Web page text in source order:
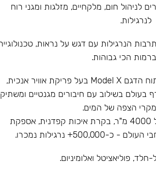
לניהול חום, מלקחיים, מזלגות ומגני רוח
לנרגילות.
הנרגילות עם דגש על נראות,
הכי גבוהות.
חדשנות - יצירת טרנד עם פיתוח הדגם Model X בעל פריקת אוויר אנכית,
בעולם בשילוב עם חיבורים מגנטיים ומשתיק
הצפה של המים.
איכות -מפעל ייצור בשטח של 4000 מ"ר, בקרת איכות קפדנית, אספקת
פוליאציטל ואלומיניום.